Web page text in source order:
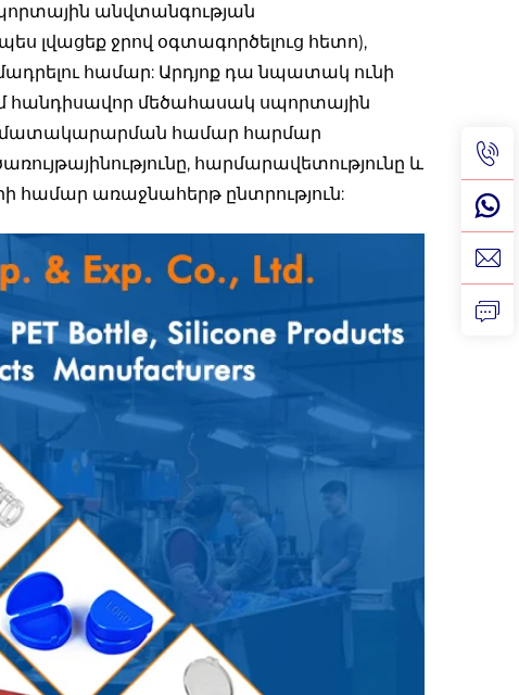
անվտանգության
լվացեք ջրով օգտագործելուց հետո),
համար: Արդյոք դա նպատակ ունի
հանդիսավոր մեծահասակ սպորտային
մատակարարման համար հարմար
հարմարավետությունը և
համար առաջնահերթ ընտրություն: